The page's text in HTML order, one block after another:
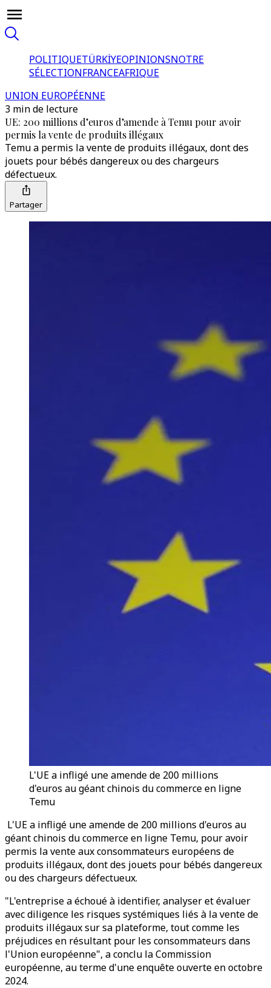
POLITIQUETÜRKİYEOPINIONSNOTRE
SÉLECTIONFRANCEAFRIQUE
UNION EUROPÉENNE
3 min de lecture
UE: 200 millions d’euros d’amende à Temu pour avoir
permis la vente de produits illégaux
Temu a permis la vente de produits illégaux, dont des
jouets pour bébés dangereux ou des chargeurs
défectueux.
Partager
L'UE a infligé une amende de 200 millions
d'euros au géant chinois du commerce en ligne
Temu
L'UE a infligé une amende de 200 millions d'euros au
géant chinois du commerce en ligne Temu, pour avoir
permis la vente aux consommateurs européens de
produits illégaux, dont des jouets pour bébés dangereux
ou des chargeurs défectueux.
"L'entreprise a échoué à identifier, analyser et évaluer
avec diligence les risques systémiques liés à la vente de
produits illégaux sur sa plateforme, tout comme les
préjudices en résultant pour les consommateurs dans
l'Union européenne", a conclu la Commission
européenne, au terme d'une enquête ouverte en octobre
2024.